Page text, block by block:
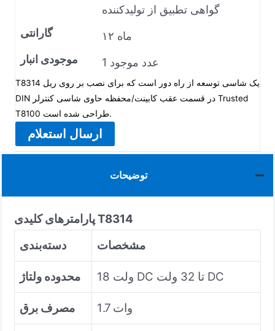
گواهی تطبیق از تولیدکننده
گارانتی
۱۲ ماه
موجودی انبار
1 عدد موجود
T8314 یک شاسی توسعه از راه دور است که برای نصب بر روی ریل
DIN در قسمت عقب کابینت/محفظه حاوی شاسی کنترلر Trusted
T8100 طراحی شده است.
ارسال استعلام
توضیحات
پارامترهای کلیدی T8314
دسته‌بندی
مشخصات
محدوده ولتاژ 18 ولت DC تا 32 ولت DC
مصرف برق 1.7 وات